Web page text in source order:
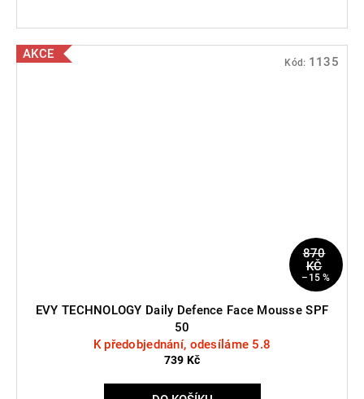
AKCE
870
KČ
–15 %
EVY TECHNOLOGY Daily Defence Face Mousse SPF
50
K předobjednání, odesíláme 5.8
739 Kč
Kód: 1135